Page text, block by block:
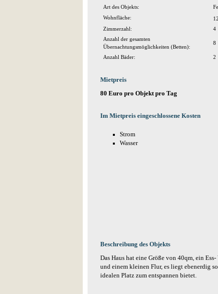
Art des Objekts:
Wohnfläche:
Zimmerzahl:
4
Anzahl der gesamten
Übernachtungsmöglichkeiten (Betten):
8
Anzahl Bäder: 2
Mietpreis
80 Euro pro Objekt pro Tag
Im Mietpreis eingeschlossene Kosten
Strom
Wasser
Beschreibung des Objekts
Das Haus hat eine Größe von 40qm, ein
und einem kleinen Flur, es liegt ebenerdig
idealen Platz zum entspannen bietet.